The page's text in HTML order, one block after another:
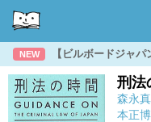
NEW 【ビルボードジャ
刑法
森永
本正博